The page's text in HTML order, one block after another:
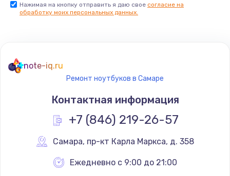
Нажимая на кнопку отправить я даю свое согласие на
обработку моих персональных данных.
note-iq.ru
Ремонт ноутбуков в Самаре
Контактная информация
+7 (846) 219-26-57
Самара, пр-кт Карла Маркса, д. 358
Ежедневно с 9:00 до 21:00